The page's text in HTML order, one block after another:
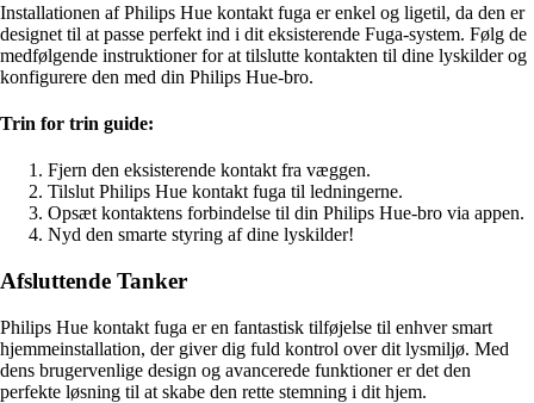
Installationen af Philips Hue kontakt fuga er enkel og ligetil, da den er
designet til at passe perfekt ind i dit eksisterende Fuga-system. Følg de
medfølgende instruktioner for at tilslutte kontakten til dine lyskilder og
konfigurere den med din Philips Hue-bro.
Trin for trin guide:
Fjern den eksisterende kontakt fra væggen.
Tilslut Philips Hue kontakt fuga til ledningerne.
Opsæt kontaktens forbindelse til din Philips Hue-bro via appen.
Nyd den smarte styring af dine lyskilder!
Afsluttende Tanker
Philips Hue kontakt fuga er en fantastisk tilføjelse til enhver smart
hjemmeinstallation, der giver dig fuld kontrol over dit lysmiljø. Med
dens brugervenlige design og avancerede funktioner er det den
perfekte løsning til at skabe den rette stemning i dit hjem.